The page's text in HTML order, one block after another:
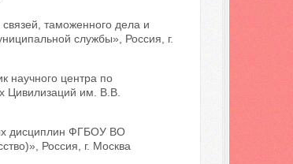
таможенного дела и
службы», Россия, г.
научного центра по
Цивилизаций им. В.В.
дисциплин ФГБОУ ВО
Россия, г. Москва